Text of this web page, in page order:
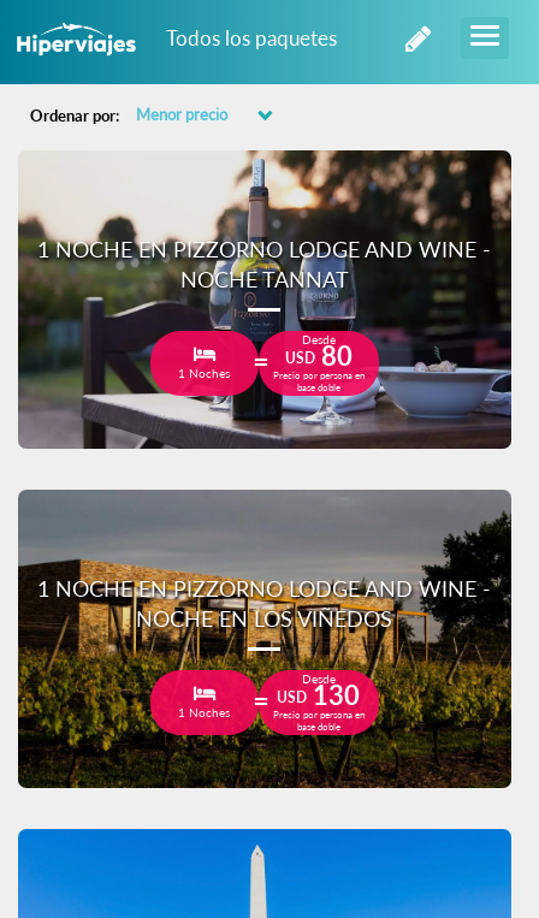
Todos los paquetes
Ordenar por:
1 NOCHE EN PIZZORNO LODGE AND WINE -
NOCHE TANNAT
1 Noches
Desde
USD80
Precio por persona en
base doble
1 NOCHE EN PIZZORNO LODGE AND WINE -
NOCHE EN LOS VIÑEDOS
1 Noches
Desde
USD 130
Precio por persona en
base doble